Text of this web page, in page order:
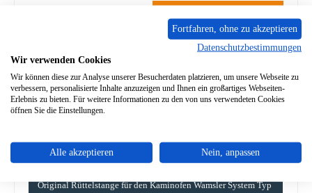
Produkt Anzahl: Gib den gewünschten Wert ein oder benutze die Schaltflächen um die
In den Warenkorb
Zum Merkzettel hinzufügen
Frage zum Produkt
Original Rüttelstange für den Kaminofen Wamsler System Typ
Fortfahren, ohne zu akzeptieren
Datenschutzbestimmungen
Wir verwenden Cookies
Wir können diese zur Analyse unserer Besucherdaten platzieren, um unsere Webseite zu
verbessern, personalisierte Inhalte anzuzeigen und Ihnen ein großartiges Webseiten-
Erlebnis zu bieten. Für weitere Informationen zu den von uns verwendeten Cookies
öffnen Sie die Einstellungen.
Alle akzeptieren Nein, anpassen